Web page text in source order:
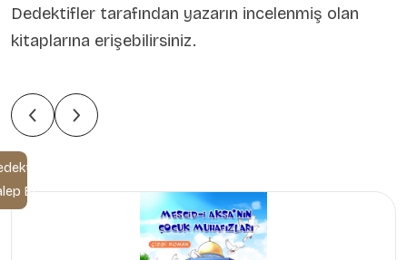
Dedektifler tarafından yazarın incelenmiş olan
kitaplarına erişebilirsiniz.
Et